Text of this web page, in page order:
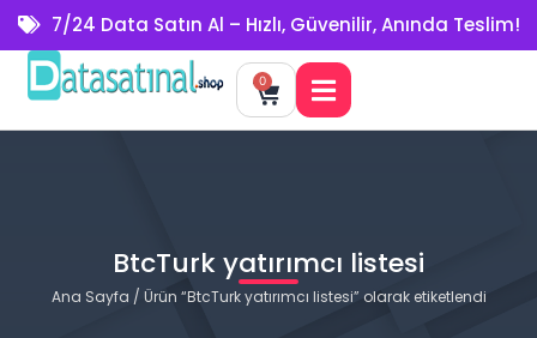
7/24 Data Satın Al – Hızlı, Güvenilir, Anında Teslim!
0
BtcTurk yatırımcı listesi
Ana Sayfa / Ürün “BtcTurk yatırımcı listesi” olarak etiketlendi